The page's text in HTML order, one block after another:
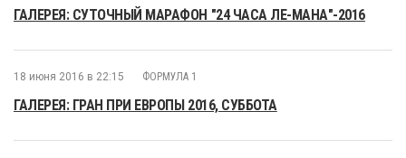
ГАЛЕРЕЯ: СУТОЧНЫЙ МАРАФОН "24 ЧАСА ЛЕ-МАНА"-2016
18 июня 2016 в 22:15 ФОРМУЛА 1
ГАЛЕРЕЯ: ГРАН ПРИ ЕВРОПЫ 2016, СУББОТА